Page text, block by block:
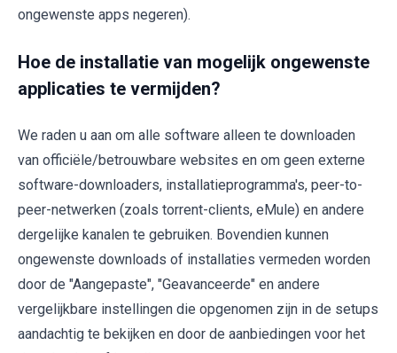
ongewenste apps negeren).
Hoe de installatie van mogelijk ongewenste
applicaties te vermijden?
We raden u aan om alle software alleen te downloaden
van officiële/betrouwbare websites en om geen externe
software-downloaders, installatieprogramma's, peer-to-
peer-netwerken (zoals torrent-clients, eMule) en andere
dergelijke kanalen te gebruiken. Bovendien kunnen
ongewenste downloads of installaties vermeden worden
door de "Aangepaste", "Geavanceerde" en andere
vergelijkbare instellingen die opgenomen zijn in de setups
aandachtig te bekijken en door de aanbiedingen voor het